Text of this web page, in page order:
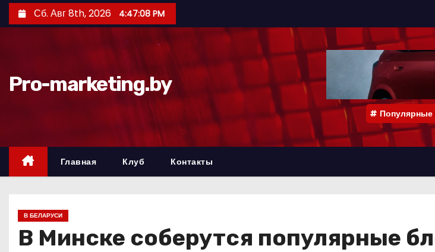
е
д
Сб. Авг 8th, 2026 4:47:09 PM
Pro-marketing.by
Популярные
Главная Клуб Контакты
В БЕЛАРУСИ
В Минске соберутся популярные